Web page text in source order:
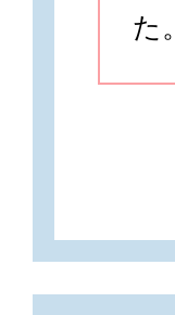
た。